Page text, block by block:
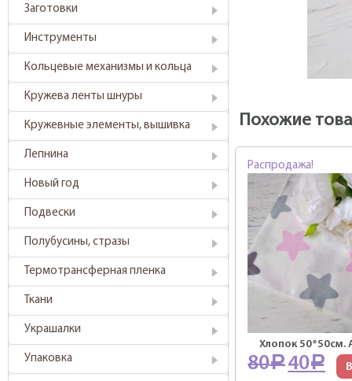
Заготовки
Инструменты
Кольцевые механизмы и кольца
Кружева ленты шнуры
Кружевные элементы, вышивка
Лепнина
Новый год
Подвески
Полубусины, стразы
Термотрансферная пленка
Ткани
Украшалки
Упаковка
Похожие
Распродажа!
Хлопок 50*50см.
80Р 40Р